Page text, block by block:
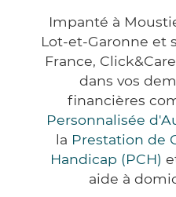
Impanté à
Lot-et-Garonne et
France,
dans vos
financières
Personnalisée
la Prestation de
Handicap (PCH)
aide à